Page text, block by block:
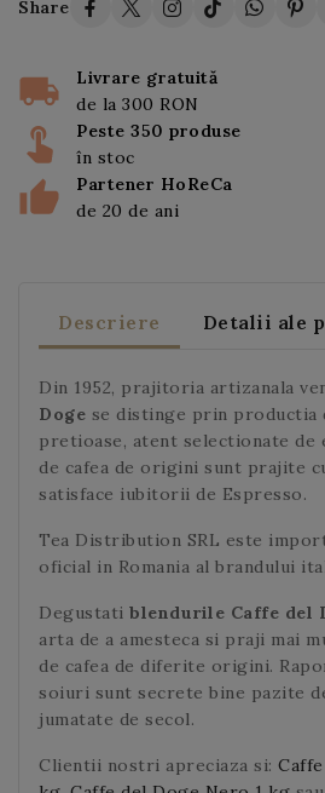
Share
Livrare gratuită
de la 300 RON
Peste 350 produse
în stoc
Partener HoReCa
de 20 de ani
Descriere Detalii ale
Din 1952, prajitoria artizanala
Doge se distinge prin productia
pretioase, atent selectionate de
de cafea de origini sunt prajite
satisface iubitorii de Espresso.
Tea Distribution SRL este
oficial in Romania al brandului
Degustati blendurile Caffe del
arta de a amesteca si praji mai
de cafea de diferite origini.
soiuri sunt secrete bine pazite
jumatate de secol.
Clientii nostri apreciaza si: